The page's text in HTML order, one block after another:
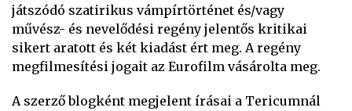
játszódó szatirikus vámpírtörténet és/vagy
művész- és nevelődési regény jelentős kritikai
sikert aratott és két kiadást ért meg. A regény
megfilmesítési jogait az Eurofilm vásárolta meg.
A szerző blogként megjelent írásai a Tericumnál